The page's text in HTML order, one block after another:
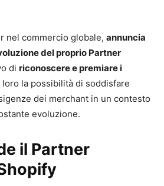
nel commercio globale, annuncia
del proprio Partner
di riconoscere e premiare i
la possibilità di soddisfare
dei merchant in un contesto
evoluzione.
il Partner